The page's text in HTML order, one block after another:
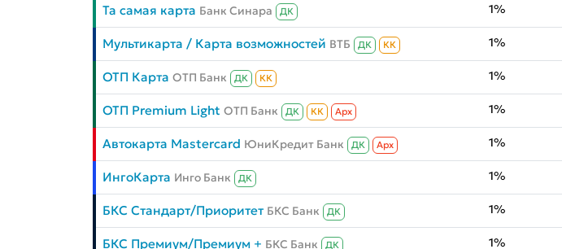
Та самая карта Банк Синара ДК 1%
Мультикарта / Карта возможностей ВТБ ДК КК 1%
ОТП Карта ОТП Банк ДК КК 1%
ОТП Premium Light ОТП Банк ДК КК Aрх 1%
Автокарта Mastercard ЮниКредит Банк ДК Aрх 1%
ИнгоКарта Инго Банк ДК 1%
БКС Стандарт/Приоритет БКС Банк ДК 1%
БКС Премиум/Премиум + БКС Банк ДК 1%